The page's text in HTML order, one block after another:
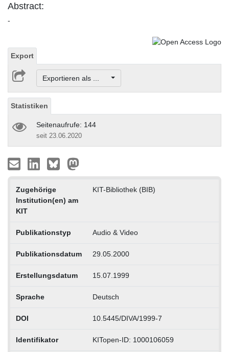
Abstract:
-
Export
Exportieren als ...
Statistiken
Seitenaufrufe: 144
seit 23.06.2020
Zugehörige
Institution(en) am
KIT
KIT-Bibliothek (BIB)
Publikationstyp Audio & Video
Publikationsdatum 29.05.2000
Erstellungsdatum 15.07.1999
Sprache Deutsch
DOI 10.5445/DIVA/1999-7
Identifikator KITopen-ID: 1000106059